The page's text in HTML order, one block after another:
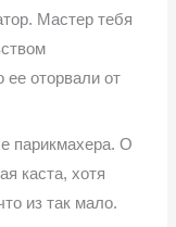
Мастер тебя
ее оторвали от
парикмахера. О
каста, хотя
из так мало.